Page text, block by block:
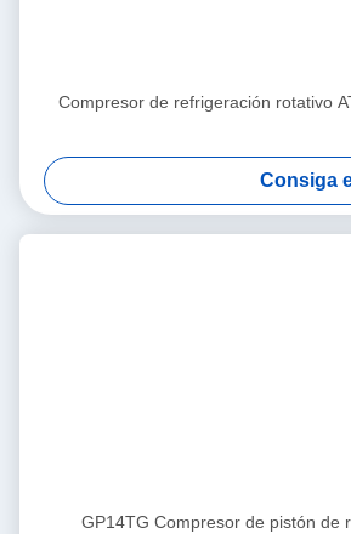
Compresor de refrigeración rotativo
Consiga
GP14TG Compresor de pistón de